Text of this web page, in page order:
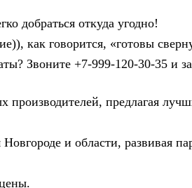
добраться откуда угодно!
как говорится, «готовы
Звоните +7-999-120-30-35 и
производителей, предлагая
и области, развивая